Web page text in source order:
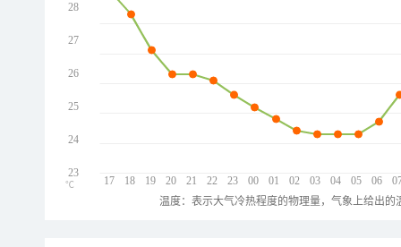
17 18 19 20 21 22 23 00 01 02 03 04 05 06
28
27
26
25
24
23
℃
温度：表示大气冷热程度的物理量，气象上给出